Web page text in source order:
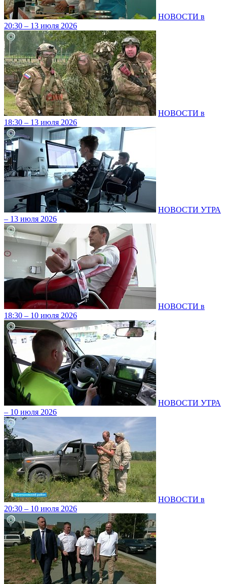
НОВОСТИ в
20:30 – 13 июля 2026
НОВОСТИ в
18:30 – 13 июля 2026
НОВОСТИ УТРА
– 13 июля 2026
НОВОСТИ в
18:30 – 10 июля 2026
НОВОСТИ УТРА
– 10 июля 2026
НОВОСТИ в
20:30 – 10 июля 2026